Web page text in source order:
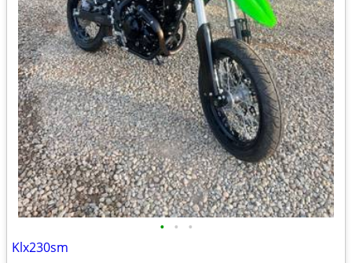
• • •
Klx230sm